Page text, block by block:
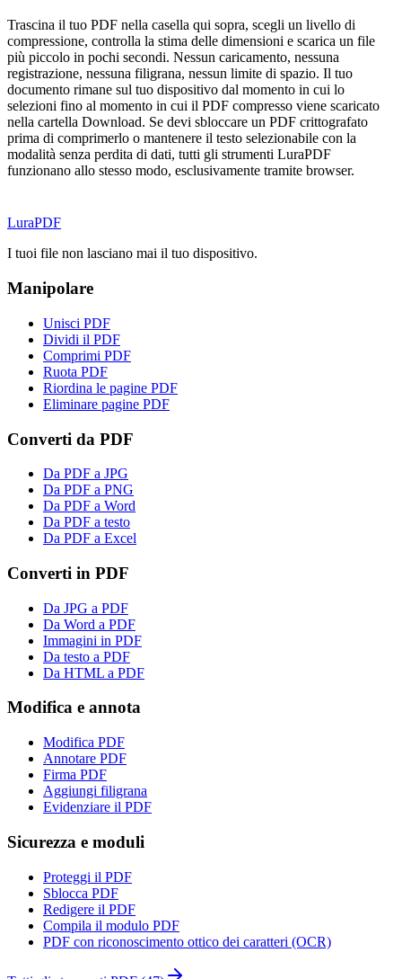
Trascina il tuo PDF nella casella qui sopra, scegli un livello di
compressione, controlla la stima delle dimensioni e scarica un file
più piccolo in pochi secondi. Nessun caricamento, nessuna
registrazione, nessuna filigrana, nessun limite di spazio. Il tuo
documento rimane sul tuo dispositivo dal momento in cui lo
selezioni fino al momento in cui il PDF compresso viene scaricato
nella cartella Download. Se devi sbloccare un PDF crittografato
prima di comprimerlo o mantenere il testo selezionabile con la
modalità senza perdita di dati, tutti gli strumenti LuraPDF
funzionano allo stesso modo, esclusivamente tramite browser.
LuraPDF
I tuoi file non lasciano mai il tuo dispositivo.
Manipolare
Unisci PDF
Dividi il PDF
Comprimi PDF
Ruota PDF
Riordina le pagine PDF
Eliminare pagine PDF
Converti da PDF
Da PDF a JPG
Da PDF a PNG
Da PDF a Word
Da PDF a testo
Da PDF a Excel
Converti in PDF
Da JPG a PDF
Da Word a PDF
Immagini in PDF
Da testo a PDF
Da HTML a PDF
Modifica e annota
Modifica PDF
Annotare PDF
Firma PDF
Aggiungi filigrana
Evidenziare il PDF
Sicurezza e moduli
Proteggi il PDF
Sblocca PDF
Redigere il PDF
Compila il modulo PDF
PDF con riconoscimento ottico dei caratteri (OCR)